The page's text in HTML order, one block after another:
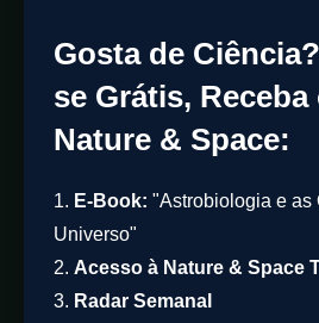
Gosta de
se Grátis,
Nature & Space:
1. E-Book: "Astrobiologia e as
Universo"
2. Acesso à Nature & Space
3. Radar Semanal